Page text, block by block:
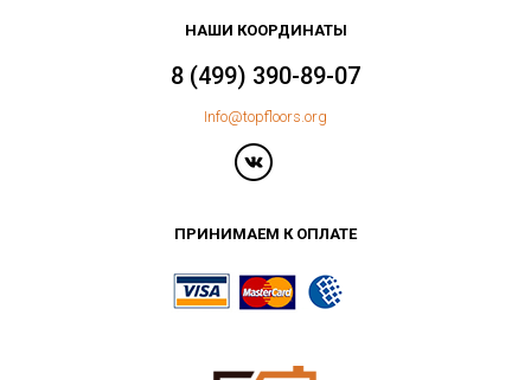
НАШИ КООРДИНАТЫ
8 (499) 390-89-07
Info@topfloors.org
ПРИНИМАЕМ К ОПЛАТЕ